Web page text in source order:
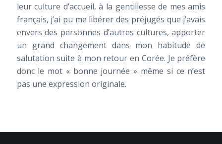
leur culture d’accueil, à la gentillesse de mes amis
français, j’ai pu me libérer des préjugés que j’avais
envers des personnes d’autres cultures, apporter
un grand changement dans mon habitude de
salutation suite à mon retour en Corée. Je préfère
donc le mot « bonne journée » même si ce n’est
pas une expression originale.